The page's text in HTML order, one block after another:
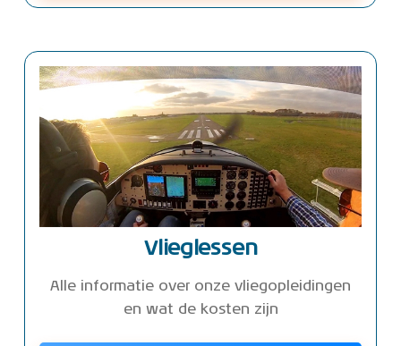
Vlieglessen
Alle informatie over onze vliegopleidingen
en wat de kosten zijn